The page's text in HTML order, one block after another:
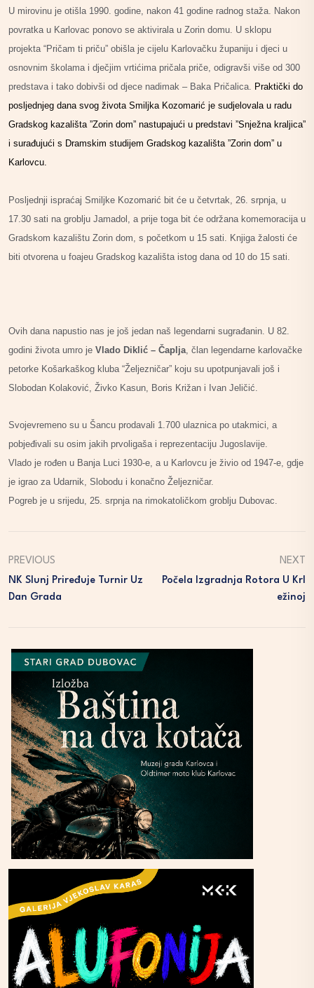
U mirovinu je otišla 1990. godine, nakon 41 godine radnog staža. Nakon
povratka u Karlovac ponovo se aktivirala u Zorin domu. U sklopu
projekta “Pričam ti priču” obišla je cijelu Karlovačku županiju i djeci u
osnovnim školama i dječjim vrtićima pričala priče, odigravši više od 300
predstava i tako dobivši od djece nadimak – Baka Pričalica.
Praktički do
posljednjeg dana svog života Smiljka Kozomarić je sudjelovala u radu
Gradskog kazališta ”Zorin dom” nastupajući u predstavi ”Snježna kraljica”
i surađujući s Dramskim studijem Gradskog kazališta ”Zorin dom” u
Karlovcu.
Posljednji ispraćaj Smiljke Kozomarić bit će u četvrtak, 26. srpnja, u
17.30 sati na groblju Jamadol, a prije toga bit će održana komemoracija u
Gradskom kazalištu Zorin dom, s početkom u 15 sati.
Knjiga žalosti će
biti otvorena u foajeu Gradskog kazališta istog dana od 10 do 15 sati.
Ovih dana napustio nas je još jedan naš legendarni sugrađanin. U 82.
godini života umro je Vlado Diklić – Čaplja , član legendarne karlovačke
petorke Košarkaškog kluba “Željezničar” koju su upotpunjavali još i
Slobodan Kolaković, Živko Kasun, Boris Križan i Ivan Jeličić.
Svojevremeno su u Šancu prodavali 1.700 ulaznica po utakmici, a
pobjeđivali su osim jakih prvoligaša i reprezentaciju Jugoslavije.
Vlado je rođen u Banja Luci 1930-e, a u Karlovcu je živio od 1947-e, gdje
je igrao za Udarnik, Slobodu i konačno Željezničar.
Pogreb je u srijedu, 25. srpnja na rimokatoličkom groblju Dubovac.
PREVIOUS
NK Slunj Priređuje Turnir Uz
Dan Grada
NEXT
Počela Izgradnja Rotora U Krl
Ežinoj